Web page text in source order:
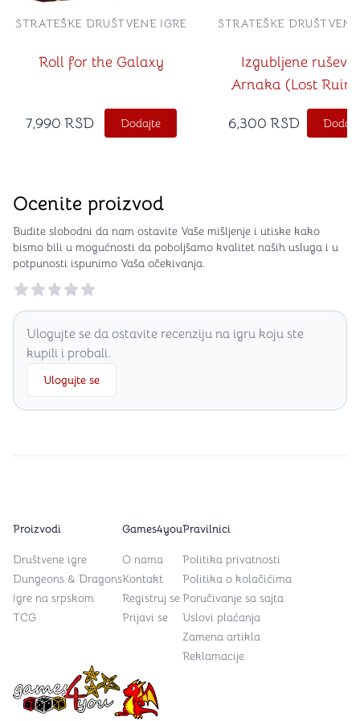
Roll for the Galaxy
STRATEŠKE DRUŠTVENE IGRE
7,990 RSD Dodajte
Izgubljene
Arnaka (Lost
Arnak na srpskom
STRATEŠKE
6,300 RSD
Ocenite proizvod
Budite slobodni da nam ostavite Vaše mišljenje i utiske kako
bismo bili u mogućnosti da poboljšamo kvalitet naših usluga i u
potpunosti ispunimo Vaša očekivanja.
Reviews
Ulogujte se da ostavite recenziju na igru koju ste
kupili i probali.
Ulogujte se
Games4you logo
Proizvodi
Društvene igre
Dungeons & Dragons
Igre na srpskom
TCG
Games4you
O nama
Kontakt
Registruj se
Prijavi se
Pravilnici
Politika privatnosti
Politika o kolačićima
Poručivanje sa sajta
Uslovi plaćanja
Zamena artikla
Reklamacije